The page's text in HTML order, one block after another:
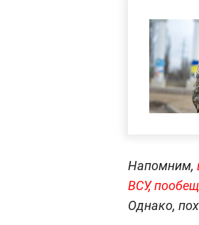
Напомним,
ВСУ,
Однако,